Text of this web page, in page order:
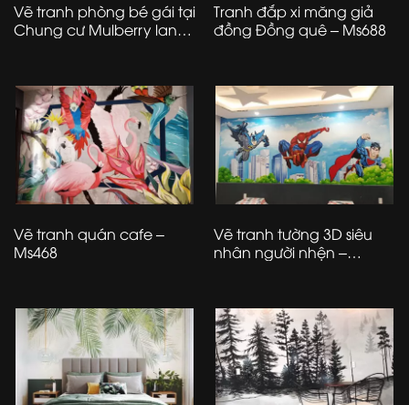
Vẽ tranh phòng bé gái tại
Chung cư Mulberry lane
Tranh đắp xi măng giả
đồng Đồng quê – Ms688
Vẽ tranh quán cafe –
Ms468
Vẽ tranh tường 3D siêu
nhân người nhện –